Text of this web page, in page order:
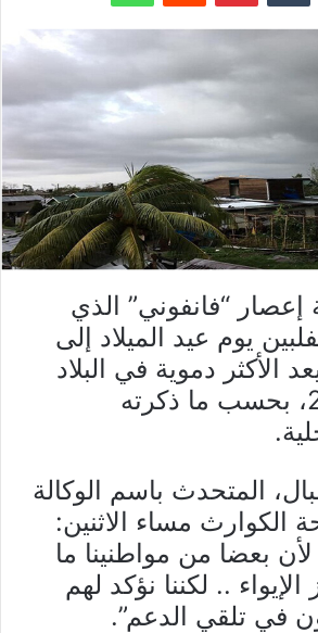
“فانفوني” الذي
يوم عيد الميلاد إلى
يعد الأكثر دموية في البلاد
في العام 2019، بحسب ما ذكرته
المتحدث باسم الوكالة
الكوارث مساء الاثنين:
بعضا من مواطنينا ما
.. لكننا نؤكد لهم
في تلقي الدعم”.